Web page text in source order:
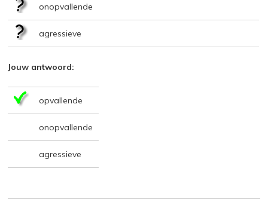
onopvallende
agressieve
Jouw antwoord:
opvallende
onopvallende
agressieve